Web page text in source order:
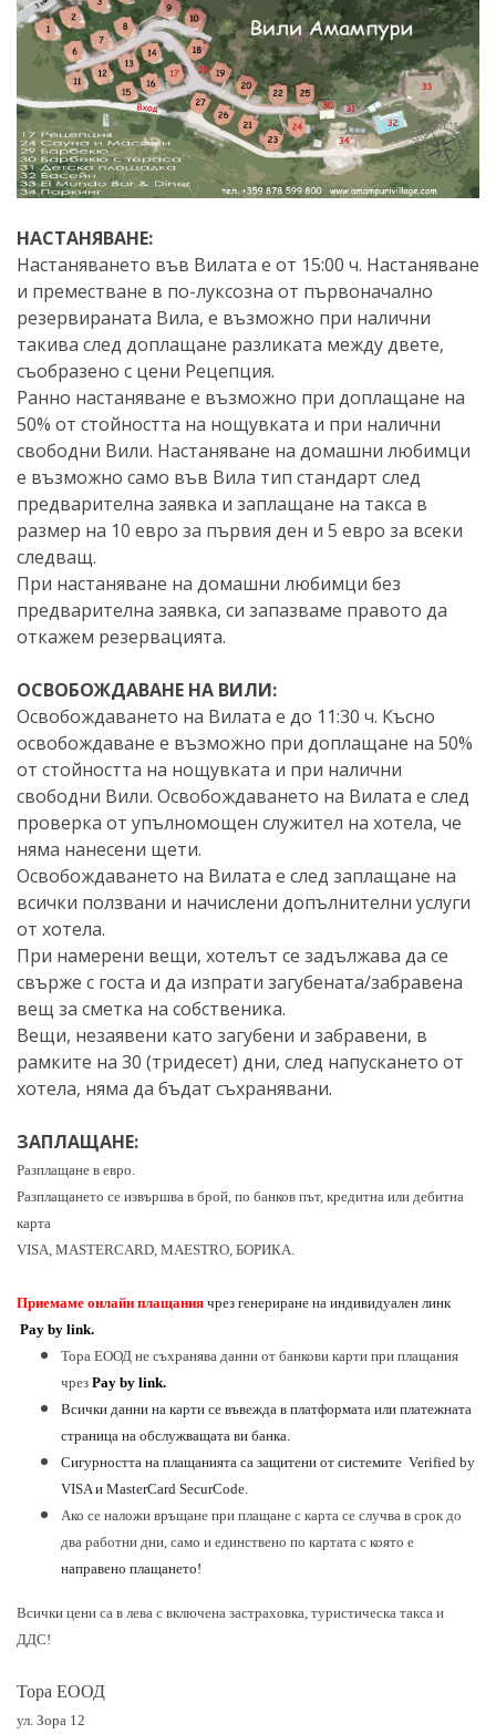
НАСТАНЯВАНЕ:
Настаняването във Вилата е от 15:00 ч. Настаняване
и преместване в по-луксозна от първоначално
резервираната Вила, е възможно при налични
такива след доплащане разликата между двете,
съобразено с цени Рецепция.
Ранно настаняване е възможно при доплащане на
50% от стойността на нощувката и при налични
свободни Вили. Настаняване на домашни любимци
е възможно само във Вила тип стандарт след
предварителна заявка и заплащане на такса в
размер на 10 евро за първия ден и 5 евро за всеки
следващ.
При настаняване на домашни любимци без
предварителна заявка, си запазваме правото да
откажем резервацията.
ОСВОБОЖДАВАНЕ НА ВИЛИ:
Освобождаването на Вилата е до 11:30 ч. Късно
освобождаване е възможно при доплащане на 50%
от стойността на нощувката и при налични
свободни Вили. Освобождаването на Вилата е след
проверка от упълномощен служител на хотела, че
няма нанесени щети.
Освобождаването на Вилата е след заплащане на
всички ползвани и начислени допълнителни услуги
от хотела.
При намерени вещи, хотелът се задължава да се
свърже с госта и да изпрати загубената/забравена
вещ за сметка на собственика.
Вещи, незаявени като загубени и забравени, в
рамките на 30 (тридесет) дни, след напускането от
хотела, няма да бъдат съхранявани.
ЗАПЛАЩАНЕ:
Разплащане в евро.
Разплащането се извършва в брой, по банков път, кредитна или дебитна
карта
VISA, MASTERCARD, MAESTRO, БОРИКА.
Приемаме онлайн плащания чрез генериране на индивидуален линк
Pay by link.
Тора ЕООД не съхранява данни от банкови карти при плащания
чрез Pay by link.
Всички данни на карти се въвежда в платформата или платежната
страница на обслужващата ви банка.
Сигурността на плащанията са защитени от системите Verified by
VISA и MasterCard SecurCode.
Ако се наложи връщане при плащане с карта се случва в срок до
два работни дни, само и единствено по картата с която е
направено плащането!
Всички цени са в лева с включена застраховка, туристическа такса и
ДДС!
Тора ЕООД
ул. Зора 12